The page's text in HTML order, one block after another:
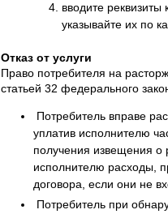
вводите
указывайте их по
Отказ от услуги
Право потребителя на
статьей 32 федерального
Потребитель вправе
уплатив исполнителю
получения извещения о
исполнителю расходы,
договора, если они не
Потребитель при